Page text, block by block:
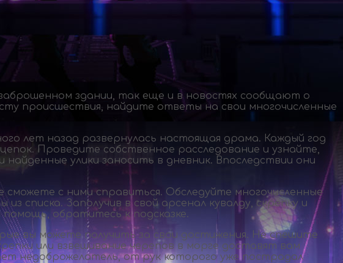
здании, так еще и в новостях сообщают о
происшествия, найдите ответы на свои многочисленные
лет назад развернулась настоящая драма. Каждый год
Проведите собственное расследование и узнайте,
улики заносить в дневник. Впоследствии они
с ними справиться. Обследуйте многочисленные
списка. Заполучив в свой арсенал кувалду, скрепку и
обратитесь к подсказке.
вы можете получить за свои достижения. Не спешите
или взвешивание черепов в морге доставят вам
недоброжелатель, от рук которого уже пострадал